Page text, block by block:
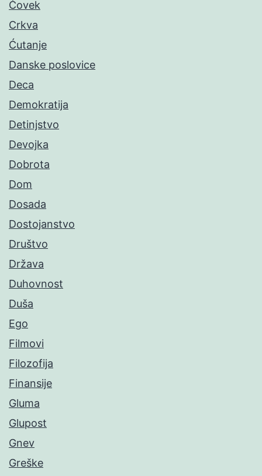
Čovek
Crkva
Ćutanje
Danske poslovice
Deca
Demokratija
Detinjstvo
Devojka
Dobrota
Dom
Dosada
Dostojanstvo
Društvo
Država
Duhovnost
Duša
Ego
Filmovi
Filozofija
Finansije
Gluma
Glupost
Gnev
Greške